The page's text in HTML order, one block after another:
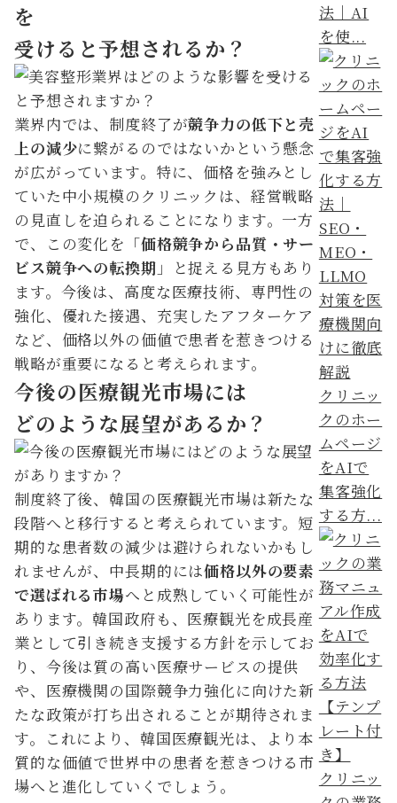
を
受けると予想されるか？
業界内では、制度終了が競争力の低下と売
上の減少に繋がるのではないかという懸念
が広がっています。特に、価格を強みとし
ていた中小規模のクリニックは、経営戦略
の見直しを迫られることになります。一方
で、この変化を「価格競争から品質・サー
ビス競争への転換期 」と捉える見方もあり
ます。今後は、高度な医療技術、専門性の
強化、優れた接遇、充実したアフターケア
など、価格以外の価値で患者を惹きつける
戦略が重要になると考えられます。
今後の医療観光市場には
どのような展望があるか？
制度終了後、韓国の医療観光市場は新たな
段階へと移行すると考えられています。短
期的な患者数の減少は避けられないかもし
れませんが、中長期的には価格以外の要素
で選ばれる市場へと成熟していく可能性が
あります。韓国政府も、医療観光を成長産
業として引き続き支援する方針を示してお
り、今後は質の高い医療サービスの提供
や、医療機関の国際競争力強化に向けた新
たな政策が打ち出されることが期待されま
す。これにより、韓国医療観光は、より本
質的な価値で世界中の患者を惹きつける市
場へと進化していくでしょう。
法｜AI
を使...
クリニッ
クのホー
ムページ
をAIで
集客強化
する方...
クリニッ